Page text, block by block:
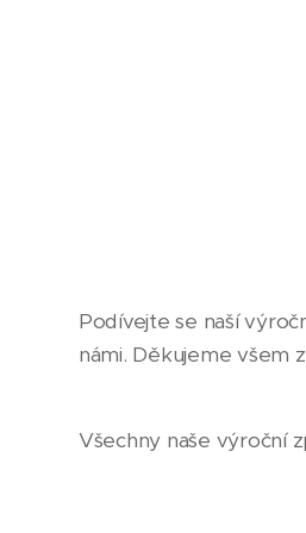
Podívejte se naší
námi. Děkujeme všem
Všechny naše výroční